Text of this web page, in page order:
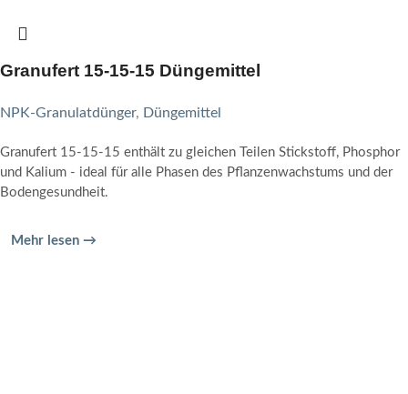
Granufert 15-15-15 Düngemittel
NPK-Granulatdünger, Düngemittel
Granufert 15-15-15 enthält zu gleichen Teilen Stickstoff, Phosphor
und Kalium - ideal für alle Phasen des Pflanzenwachstums und der
Bodengesundheit.
Mehr lesen →